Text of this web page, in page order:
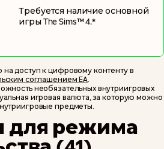
образом подчеркнут
Требуется наличие основной
игры The Sims™ 4.*
доступ к цифровому контенту в
соглашением EA
необязательных внутриигровых
игровая валюта, за которую можно
предметы.
для режима